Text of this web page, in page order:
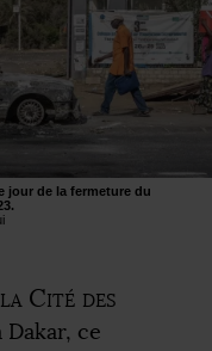
jour de la fermeture du
Cité des
ce